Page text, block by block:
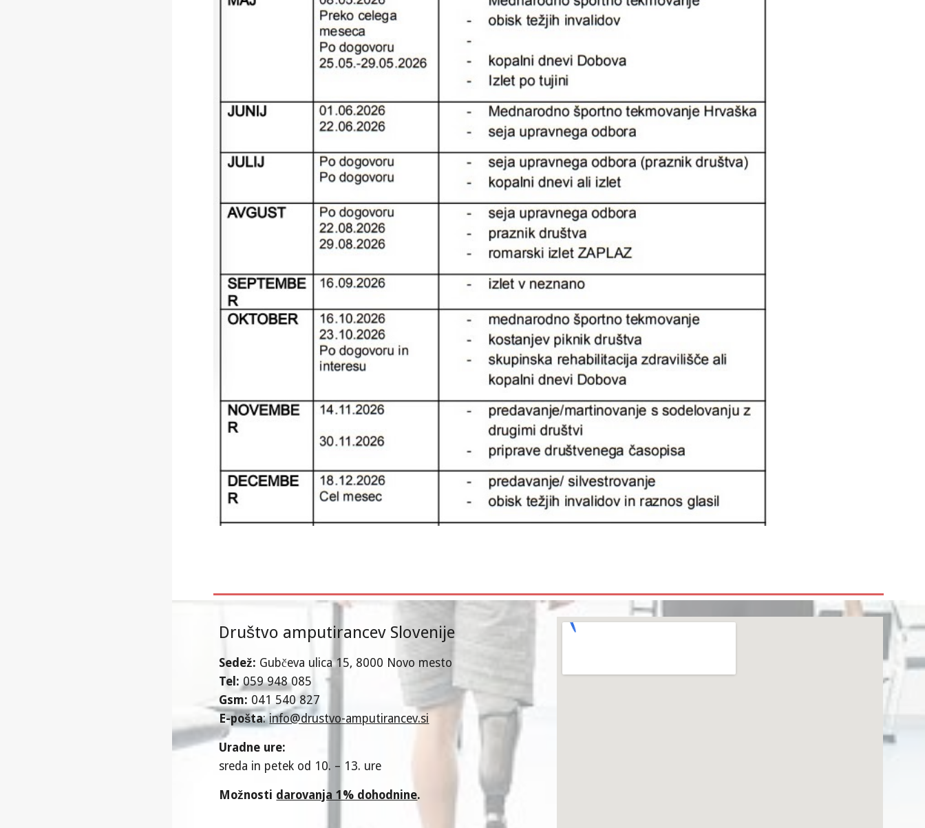
Društvo amputirancev Slovenije
Sedež: Gubčeva ulica 15, 8000 Novo mesto
Tel:059 948 085
Gsm: 041 540 827
E-pošta:info@drustvo-amputirancev.si
Uradne ure:
sreda in petek od 10. – 13. ure
Možnosti darovanja 1% dohodnine.